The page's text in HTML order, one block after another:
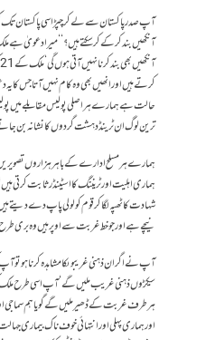
آپ صدر پاکستان سے لے کر چپڑاسی پاکستان
کرتے ہیں اور انھیں بھی وہ کام نہیں آتا جس کا
حالت ہے ہمارے ہر اصلی پولیس مقابلے میں
ترین لوگ ان ٹرینڈ دہشت گردوں کا نشانہ بن
ہمارے ہر مسلح ادارے کے باہر ہزاروں تصویریں
ہماری اہلیت اور ٹریننگ کا اسٹینڈرثابت کرتی
شہادت کا ٹھپہ لگا کر قوم کو لولی پاپ دے
نیچے ہے اور جو خط غربت سے اوپر ہیں وہ بری
آپ نے اگر ان ذہنی غریبوںکا مشاہدہ کرنا ہو تو
سیکڑوں ذہنی غریب ملیں گے‘ آپ اسی طرح ملک
ہر طرف غربت کے ڈھیر ملیں گے گویا ہم سماجی
اور ہماری پہلی اور انتہائی خوف ناک بیماری